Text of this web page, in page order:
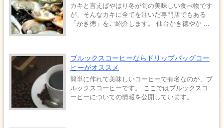
カキと言えばやはり冬が旬の美味しい食べ物です
が、そんなカキに全てを注いだ専門店でもある
「かき徳」をご紹介します。 仙台かき徳やか ...
ブルックスコーヒーならドリップバッグコー
ヒーがオススメ
簡単に作れて美味しいコーヒーで有名なのが、ブ
ルックスコーヒーです。 ここではブルックスコ
ーヒーについての情報を公開しています。 ...